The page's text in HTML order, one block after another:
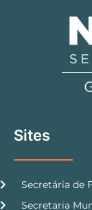
Sites
Secretária de
Secretaria